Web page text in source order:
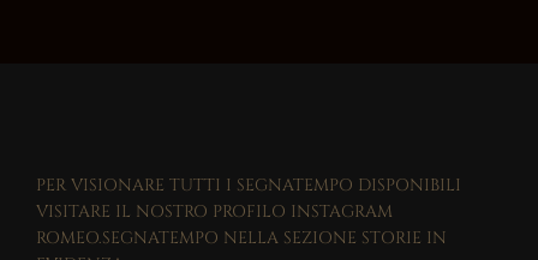
PER VISIONARE TUTTI I SEGNATEMPO DISPONIBILI
VISITARE IL NOSTRO PROFILO INSTAGRAM
ROMEO.SEGNATEMPO NELLA SEZIONE STORIE IN